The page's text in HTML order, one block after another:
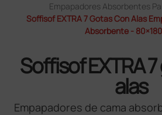
Empapadores Absorbentes
Soffisof EXTRA 7 Gotas Con Alas
Absorbente -
Soffisof EXTRA
alas
Empapadores de cama